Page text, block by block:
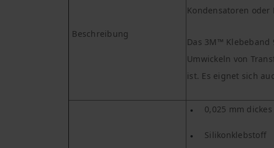
Beschreibung
Kondensatoren
Das 3M™
Umwickeln von
ist. Es eignet sich
0,025 mm
Silikonklebstoff